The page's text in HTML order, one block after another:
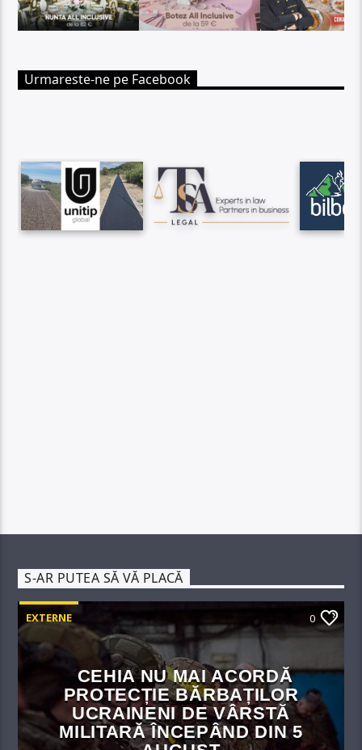
Urmareste-ne pe Facebook
S-AR PUTEA SĂ VĂ PLACĂ
EXTERNE 0
CEHIA NU MAI ACORDĂ
PROTECȚIE BĂRBAȚILOR
UCRAINENI DE VÂRSTĂ
MILITARĂ ÎNCEPÂND DIN 5